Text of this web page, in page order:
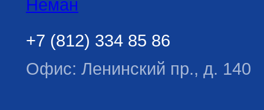
+7 (812) 334 85 86
Офис: Ленинский пр., д. 140